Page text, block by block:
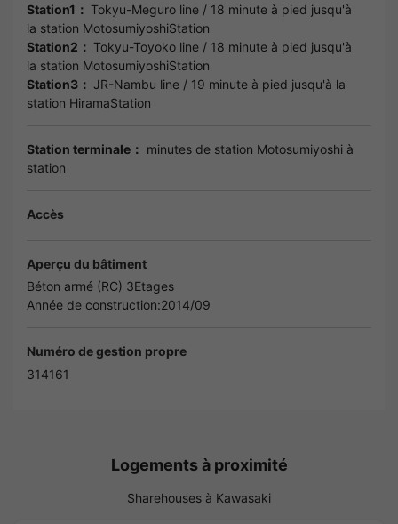
Station1： Tokyu-Meguro line / 18 minute à pied jusqu'à
la station MotosumiyoshiStation
Station2： Tokyu-Toyoko line / 18 minute à pied jusqu'à
la station MotosumiyoshiStation
Station3： JR-Nambu line / 19 minute à pied jusqu'à la
station HiramaStation
Station terminale： minutes de station Motosumiyoshi à
station
Accès
Aperçu du bâtiment
Béton armé (RC) 3Etages
Année de construction:2014/09
Numéro de gestion propre
314161
Logements à proximité
Sharehouses à Kawasaki